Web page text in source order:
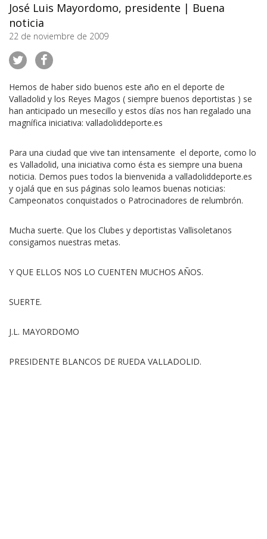
José Luis Mayordomo, presidente | Buena
noticia
22 de noviembre de 2009
Hemos de haber sido buenos este año en el deporte de
Valladolid y los Reyes Magos ( siempre buenos deportistas ) se
han anticipado un mesecillo y estos días nos han regalado una
magnífica iniciativa: valladoliddeporte.es
Para una ciudad que vive tan intensamente el deporte, como lo
es Valladolid, una iniciativa como ésta es siempre una buena
noticia. Demos pues todos la bienvenida a valladoliddeporte.es
y ojalá que en sus páginas solo leamos buenas noticias:
Campeonatos conquistados o Patrocinadores de relumbrón.
Mucha suerte. Que los Clubes y deportistas Vallisoletanos
consigamos nuestras metas.
Y QUE ELLOS NOS LO CUENTEN MUCHOS AÑOS.
SUERTE.
J.L. MAYORDOMO
PRESIDENTE BLANCOS DE RUEDA VALLADOLID.